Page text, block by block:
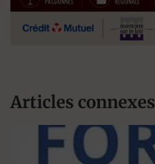
Articles connexes